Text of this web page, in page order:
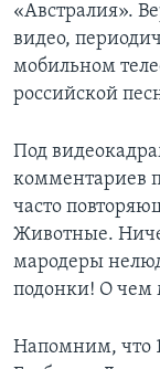
«Австралия».
видео,
мобильном
российской
Под
комментариев
часто
Животные.
мародеры
подонки! О чем
Напомним, что